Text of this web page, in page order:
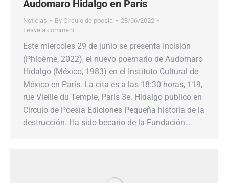
Audomaro Hidalgo en París
Noticias By Círculo de poesía
28/06/2022
Leave a comment
Este miércoles 29 de junio se presenta Incisión
(Phloème, 2022), el nuevo poemario de Audomaro
Hidalgo (México, 1983) en el Instituto Cultural de
México en París. La cita es a las 18:30 horas, 119,
rue Vieille du Temple, Paris 3e. Hidalgo publicó en
Círculo de Poesía Ediciones Pequeña historia de la
destrucción. Ha sido becario de la Fundación…